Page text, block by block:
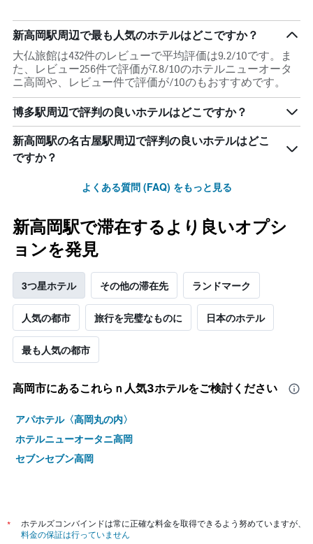
新高岡駅周辺で最も人気のホテルはどこですか？
大仏旅館は432件のレビューで平均評価は9.2/10です。ま
た、レビュー256件で評価が7.8/10のホテルニューオータ
ニ高岡や、レビュー件で評価が/10のもおすすめです。
博多駅周辺で評判の良いホテルはどこですか？
新高岡駅の名古屋駅周辺で評判の良いホテルはどこ
ですか？
よくある質問 (FAQ) をもっと見る
新高岡駅で滞在するより良いオプシ
ョンを発見
3つ星ホテル その他の滞在先 ランドマーク
人気の都市 旅行を完璧なものに 日本のホテル
最も人気の都市
高岡市​にあるこれらｎ人気3ホテルをご検討ください
アパホテル〈高岡丸の内〉
ホテルニューオータニ高岡
セブンセブン高岡
*
ホテルズコンバインドは常に正確な料金を取得できるよう努めていますが、
料金の保証は行っていません